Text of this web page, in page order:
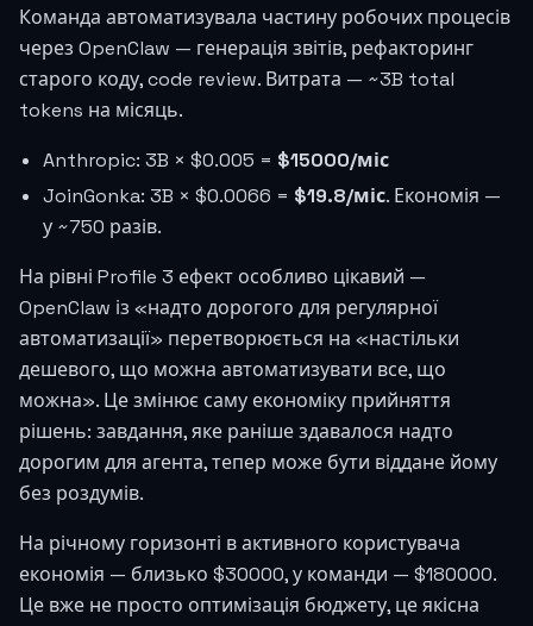
Команда автоматизувала частину робочих процесів
через OpenClaw — генерація звітів, рефакторинг
старого коду, code review. Витрата — ~3B total
tokens на місяць.
Anthropic: 3B × $0.005 = $15000/міс
JoinGonka: 3B × $0.0066 = $19.8/міс. Економія —
у ~750 разів.
На рівні Profile 3 ефект особливо цікавий —
OpenClaw із «надто дорогого для регулярної
автоматизації» перетворюється на «настільки
дешевого, що можна автоматизувати все, що
можна». Це змінює саму економіку прийняття
рішень: завдання, яке раніше здавалося надто
дорогим для агента, тепер може бути віддане йому
без роздумів.
На річному горизонті в активного користувача
економія — близько $30000, у команди — $180000.
Це вже не просто оптимізація бюджету, це якісна